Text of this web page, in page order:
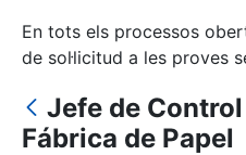
En tots els processos
de sol·licitud a les proves
Jefe de
Fábrica de Papel